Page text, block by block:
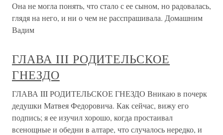
Она не могла понять, что стало с ее сыном, но радовалась,
глядя на него, и ни о чем не расспрашивала. Домашним
Вадим
ГЛАВА III РОДИТЕЛЬСКОЕ
ГНЕЗДО
ГЛАВА III РОДИТЕЛЬСКОЕ ГНЕЗДО Вникаю в почерк
дедушки Матвея Федоровича. Как сейчас, вижу его
подпись; я ее изучил хорошо, когда простаивал
всенощные и обедни в алтаре, что случалось нередко, и